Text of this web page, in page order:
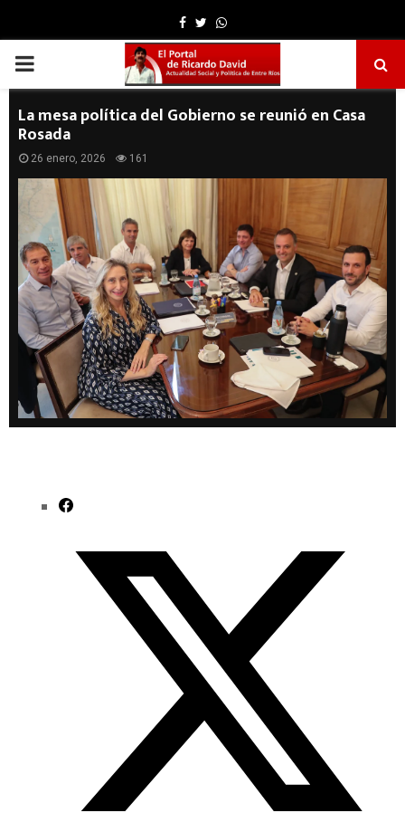
Facebook
TwitterWhatsapp
PRIMARY
MENU
La mesa política del Gobierno se reunió en Casa
Rosada
26 enero, 2026 161